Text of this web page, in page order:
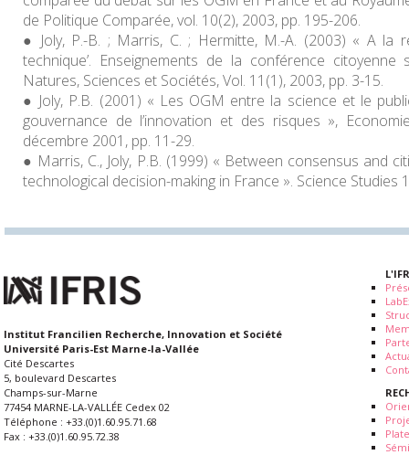
de Politique Comparée, vol. 10(2), 2003, pp. 195-206.
Joly, P.-B. ; Marris, C. ; Hermitte, M.-A. (2003) « A la
technique’. Enseignements de la conférence
Natures, Sciences et Sociétés, Vol. 11(1), 2003, pp. 3-15.
Joly, P.B. (2001) « Les OGM entre la science et le
gouvernance de l’innovation et des risques »,
décembre 2001, pp. 11-29.
Marris, C., Joly, P.B. (1999) « Between consensus and
technological decision-making in France ». Science Studies
Institut Francilien Recherche, Innovation et Société
Université Paris-Est Marne-la-Vallée
Cité Descartes
5, boulevard Descartes
Champs-sur-Marne
77454 MARNE-LA-VALLÉE Cedex 02
Téléphone : +33.(0)1.60.95.71.68
Fax : +33.(0)1.60.95.72.38